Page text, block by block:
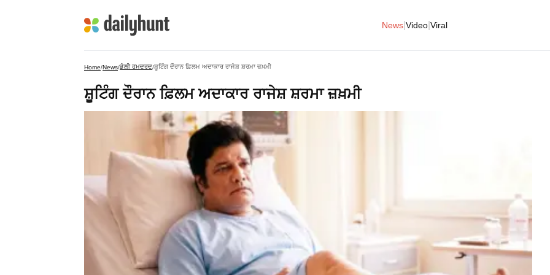
News Video Viral
Home/News/ਡੇਲੀ ਹਮਦਰਦ/ਸ਼ੂਟਿੰਗ ਦੌਰਾਨ ਫ਼ਿਲਮ ਅਦਾਕਾਰ ਰਾਜੇਸ਼ ਸ਼ਰਮਾ ਜ਼ਖ਼ਮੀ
ਸ਼ੂਟਿੰਗ ਦੌਰਾਨ ਫ਼ਿਲਮ ਅਦਾਕਾਰ ਰਾਜੇਸ਼ ਸ਼ਰਮਾ ਜ਼ਖ਼ਮੀ